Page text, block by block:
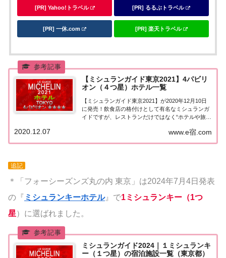
[PR] Yahoo!トラベル [PR] るるぶトラベル
[PR] 一休.com [PR] 楽天トラベル
【ミシュランガイド東京2021】4パビリ
オン（４つ星）ホテル一覧
【ミシュランガイド東京2021】が2020年12月10日
に発売！飲食店の格付けとして有名なミシュランガ
イドですが、レストランだけではなく“ホテルや旅館
シュランガイド東京2021】に掲載された4つ星ホテ
ル★★★★を一覧にまとめました。...
www.e宿.com
2020.12.07
追記
＊「フォーシーズンズ丸の内 東京」は2024年7月4日発表
の『 ミシュランキーホテル』で1ミシュランキー（1つ
星）に選ばれました。
ミシュランガイド2024｜１ミシュランキ
ー（１つ星）の宿泊施設一覧（東京都）